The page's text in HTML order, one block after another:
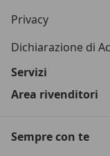
Privacy
Dichiarazione di
Servizi
Area rivenditori
Sempre con te